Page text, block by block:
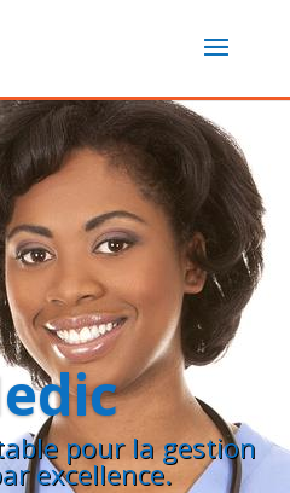
pour la gestion
excellence.